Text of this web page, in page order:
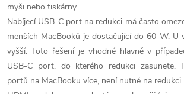
myši nebo tiskárny.
Nabíjecí USB-C port na redukci má často
menších MacBooků je dostačující do 60 W. U
vyšší. Toto řešení je vhodné hlavně v
USB-C port, do kterého redukci zasunete.
portů na MacBooku více, není nutné na redukci